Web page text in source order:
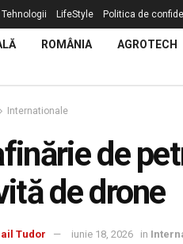
Tehnologii LifeStyle Politica de
ROMÂNIA AGROTECH
Internationale
de
de drone
Tudor iunie 18, 2026 in